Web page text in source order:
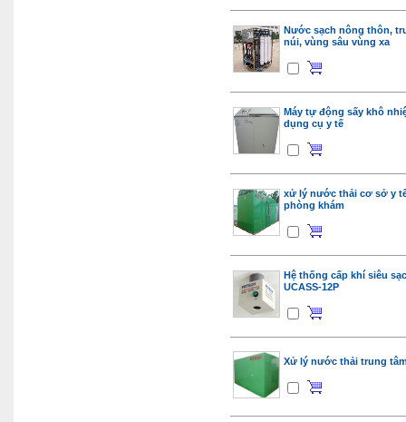
Nước sạch nông thôn,
núi, vùng sâu vùng xa
Máy tự động sấy khô
dụng cụ y tế
xử lý nước thải cơ sở y
phòng khám
Hệ thống cấp khí siêu
UCASS-12P
Xử lý nước thải trung